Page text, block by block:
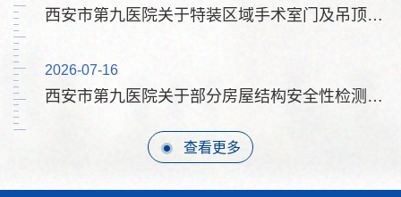
西安市第九医院关于特装区域手术室门及吊顶维修服务的市场调研公告
2026-07-16
西安市第九医院关于部分房屋结构安全性检测鉴定服务的市场调研公告
查看更多
西安市第九医院新丰精神病院网络及机房迁移服务项目 竞争性磋商公告
2026-07-28
西安市第九医院职工拓展训练服务项目（二次） 竞争性磋商公告
别让头痛成为生活阴影：神经内科医生带你科学认识头痛头
适，也可能反复发作，严重影响工作与生活。作为神经内科
医生，我常在门诊看到患者因头痛焦虑不安，甚...